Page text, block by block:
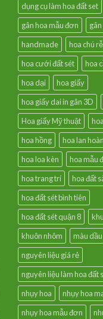
dụng cụ làm hoa đất set
gân hoa mẫu đơn
handmade
hoa chú rễ
hoa cưới đất sét
hoa
hoa dại
hoa giấy
hoa giấy dai in gân 3D
Hoa giấy Mỹ thuật
hoa hồng
hoa lan
hoa loa kèn
hoa mẫu
hoa trang trí
hoa đất
hoa đất sét bình tiên
hoa đất sét quận 8
khuôn nhôm
màu dầu
nguyên liệu giá rẻ
nguyên liệu làm hoa đất
nhụy hoa
nhụy hoa
nhụy hoa mẫu đơn